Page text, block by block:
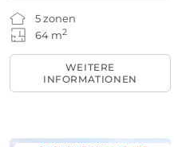
5 zonen
64 m2
WEITERE
INFORMATIONEN